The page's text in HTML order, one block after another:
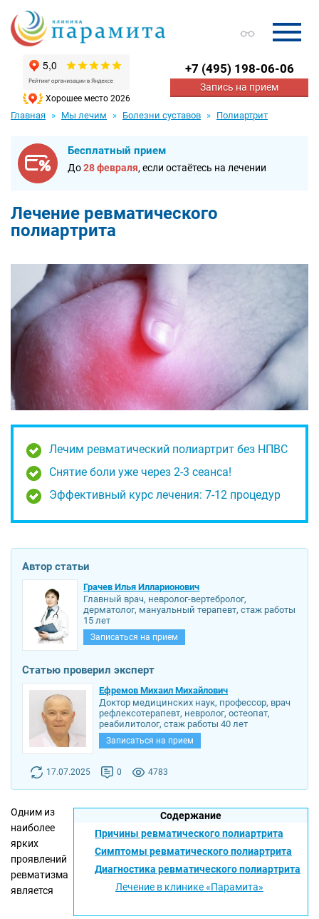
Хорошее место 2026
+7 (495) 198-06-06
Запись на прием
Главная Мы лечим Болезни суставов Полиартрит
Бесплатный прием
До28 февраля, если остаётесь на лечении
Лечение ревматического
полиартрита
Лечим ревматический полиартрит без НПВС
Снятие боли уже через 2-3 сеанса!
Эффективный курс лечения: 7-12 процедур
Автор статьи
Грачев Илья Илларионович
Главный врач, невролог-вертебролог,
дерматолог, мануальный терапевт, стаж работы
15 лет
Записаться на прием
Статью проверил эксперт
Ефремов Михаил Михайлович
Доктор медицинских наук, профессор, врач
рефлексотерапевт, невролог, остеопат,
реабилитолог, стаж работы 40 лет
Записаться на прием
17.07.2025 0 4783
Содержание
Причины ревматического полиартрита
Симптомы ревматического полиартрита
Диагностика ревматического полиартрита
Лечение в клинике «Парамита»
Одним из
наиболее
ярких
проявлений
ревматизма
является